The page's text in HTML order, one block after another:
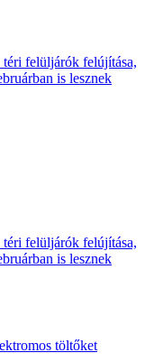
felüljárók felújítása,
is lesznek
felüljárók felújítása,
is lesznek
töltőket